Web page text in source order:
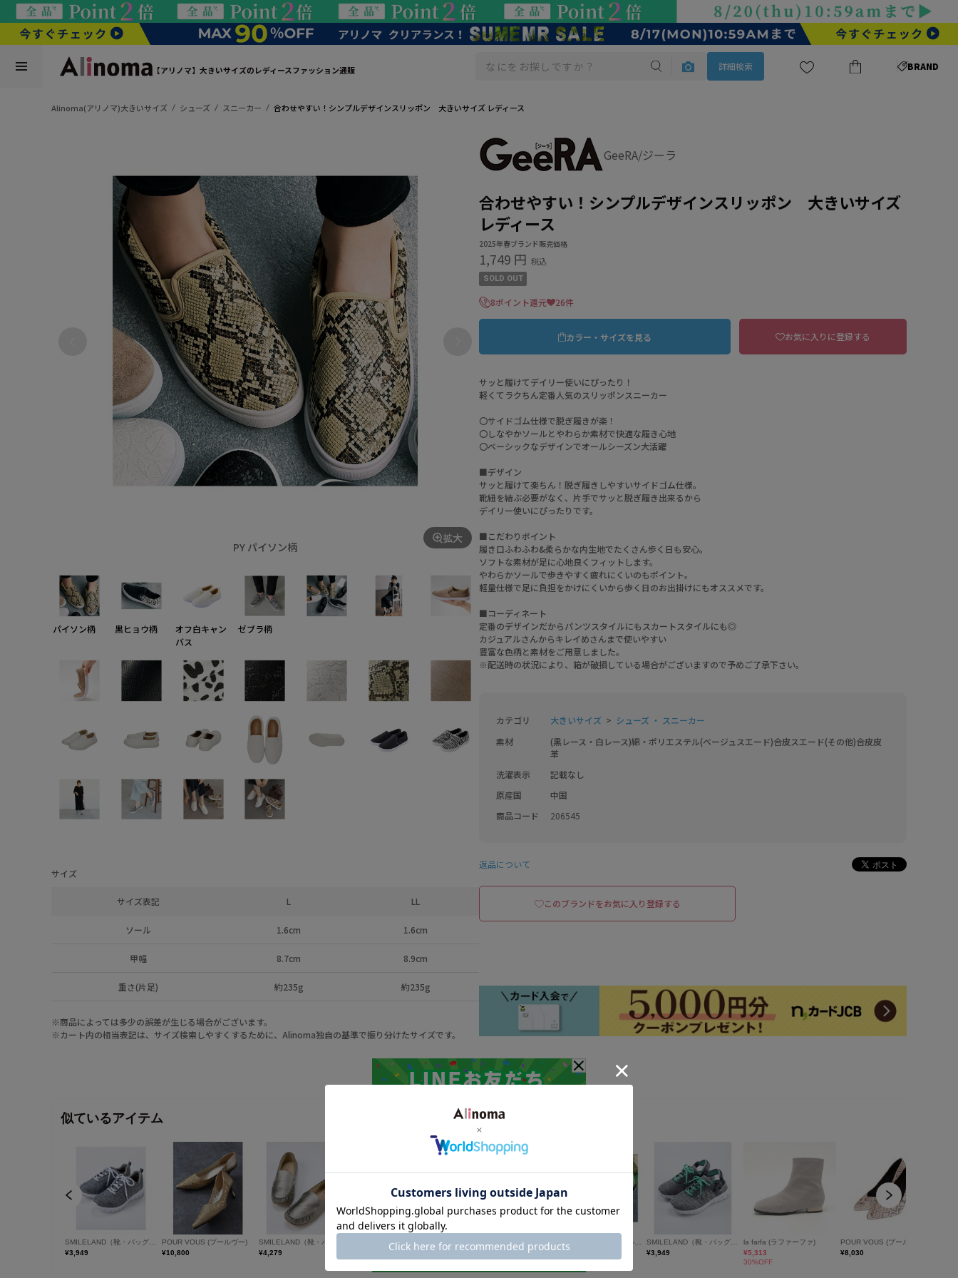
【アリノマ】大きいサイズのレディースファッション通販 詳細検索 BRAND
Alinoma(アリノマ)大きいサイズ シューズ スニーカー 合わせやすい！シンプルデザインスリッポン 大きいサイズ レディース
PY パイソン柄 BLHYO 黒ヒョウ柄
拡大
パイソン柄 黒ヒョウ柄
オフ白キャン
バス
ゼブラ柄
サイズ
サイズ表記 L LL
ソール 1.6cm 1.6cm
甲幅 8.7cm 8.9cm
重さ(片足) 約235g 約235g
※商品によっては多少の誤差が生じる場合がございます。
※カート内の相当表記は、サイズ検索しやすくするために、Alinoma独自の基準で振り分けたサイズです。
GeeRA/ジーラ
合わせやすい！シンプルデザインスリッポン 大きいサイズ
レディース
2025年春ブランド販売価格
1,749 円 税込
SOLD OUT
8ポイント還元 26件
カラー・サイズを見る お気に入りに登録する
サッと履けてデイリー使いにぴったり！
軽くてラクちん定番人気のスリッポンスニーカー
〇サイドゴム仕様で脱ぎ履きが楽！
〇しなやかソールとやわらか素材で快適な履き心地
〇ベーシックなデザインでオールシーズン大活躍
■デザイン
サッと履けて楽ちん！脱ぎ履きしやすいサイドゴム仕様。
靴紐を結ぶ必要がなく、片手でサッと脱ぎ履き出来るから
デイリー使いにぴったりです。
■こだわりポイント
履き口ふわふわ&柔らかな内生地でたくさん歩く日も安心。
ソフトな素材が足に心地良くフィットします。
やわらかソールで歩きやすく疲れにくいのもポイント。
軽量仕様で足に負担をかけにくいから歩く日のお出掛けにもオススメです。
■コーディネート
定番のデザインだからパンツスタイルにもスカートスタイルにも◎
カジュアルさんからキレイめさんまで使いやすい
豊富な色柄と素材をご用意しました。
※配送時の状況により、箱が破損している場合がございますので予めご了承下さい。
カテゴリ 大きいサイズ
シューズ ・ スニーカー
素材
(黒レース・白レース)綿・ポリエステル(ベージュスエード)合皮スエード(その他)合皮皮
革
洗濯表示
記載なし
原産国
中国
商品コード
206545
返品について
このブランドをお気に入り登録する